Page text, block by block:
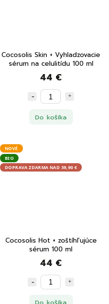
Cocosolis Skin + Vyhladzovacie
sérum na celulitídu 100 ml
44 €
Do košíka
NOVÉ
BIO
DOPRAVA ZDARMA NAD 39,90 €
Cocosolis Hot + zoštíhľujúce
sérum 100 ml
44 €